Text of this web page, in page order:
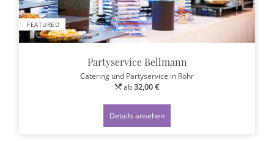
FEATURED
Partyservice Bellmann
Catering und Partyservice in Rohr
ab32,00 €
Details ansehen